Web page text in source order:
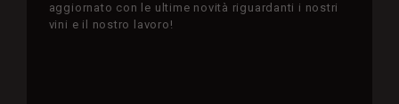
aggiornato con le ultime novità riguardanti i nostri
vini e il nostro lavoro!